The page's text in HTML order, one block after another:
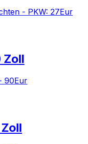
- PKW: 27Eur
Zoll
90Eur